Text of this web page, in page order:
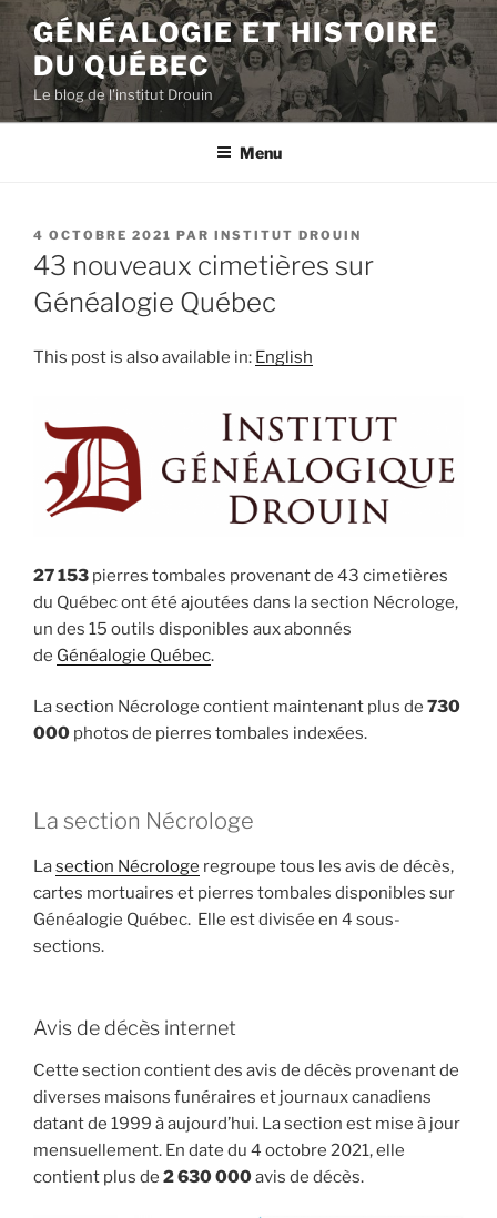
Aller
contenu
principal
GÉNÉALOGIE ET HISTOIRE
DU QUÉBEC
Le blog de l'institut Drouin
Menu
PUBLIÉ
LE
4 OCTOBRE 2021 PAR INSTITUT DROUIN
43 nouveaux cimetières sur
Généalogie Québec
This post is also available in: English
27 153 pierres tombales provenant de 43 cimetières
du Québec ont été ajoutées dans la section Nécrologe,
un des 15 outils disponibles aux abonnés
de Généalogie Québec.
La section Nécrologe contient maintenant plus de 730
000 photos de pierres tombales indexées.
La section Nécrologe
Lasection Nécrologe regroupe tous les avis de décès,
cartes mortuaires et pierres tombales disponibles sur
Généalogie Québec. Elle est divisée en 4 sous-
sections.
Avis de décès internet
Cette section contient des avis de décès provenant de
diverses maisons funéraires et journaux canadiens
datant de 1999 à aujourd’hui. La section est mise à jour
mensuellement. En date du 4 octobre 2021, elle
contient plus de 2 630 000avis de décès.